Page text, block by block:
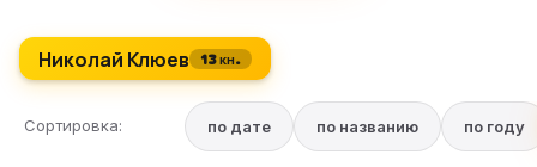
Николай Клюев 13 кн.
Сортировка: по дате по названию по году